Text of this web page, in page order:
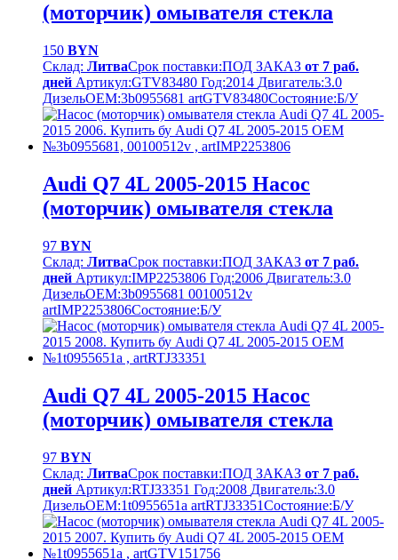
(моторчик) омывателя стекла
150 BYN
Склад: ЛитваСрок поставки:ПОД ЗАКАЗ от 7 раб.
дней Артикул:GTV83480 Год:2014 Двигатель:3.0
ДизельOEM:3b0955681 artGTV83480Cостояние:Б/У
Audi Q7 4L 2005-2015 Насос
(моторчик) омывателя стекла
97 BYN
Склад: ЛитваСрок поставки:ПОД ЗАКАЗ от 7 раб.
дней Артикул:IMP2253806 Год:2006 Двигатель:3.0
ДизельOEM:3b0955681 00100512v
artIMP2253806Cостояние:Б/У
Audi Q7 4L 2005-2015 Насос
(моторчик) омывателя стекла
97 BYN
Склад: ЛитваСрок поставки:ПОД ЗАКАЗ от 7 раб.
дней Артикул:RTJ33351 Год:2008 Двигатель:3.0
ДизельOEM:1t0955651a artRTJ33351Cостояние:Б/У